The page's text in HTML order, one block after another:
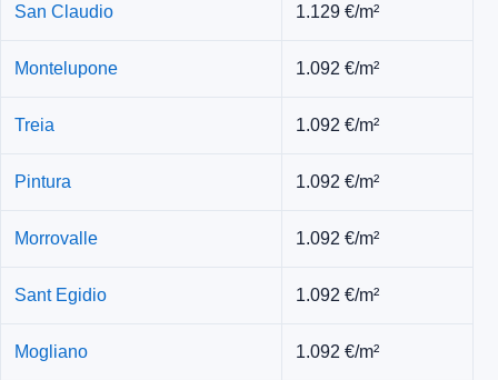
San Claudio 1.129 €/m²
Montelupone 1.092 €/m²
Treia 1.092 €/m²
Pintura 1.092 €/m²
Morrovalle 1.092 €/m²
Sant Egidio 1.092 €/m²
Mogliano 1.092 €/m²